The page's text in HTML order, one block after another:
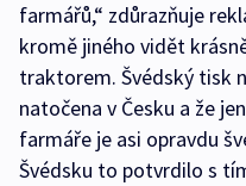
farmářů,“ zdůrazňuje
kromě jiného vidět
traktorem. Švédský tisk
natočena v Česku a že
farmáře je asi opravdu
Švédsku to potvrdilo s